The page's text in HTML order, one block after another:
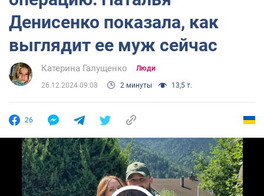
Денисенко показала, как
выглядит ее муж сейчас
Катерина Галущенко Люди
26.12.2024 09:08 2 минуты 13,5 т.
26